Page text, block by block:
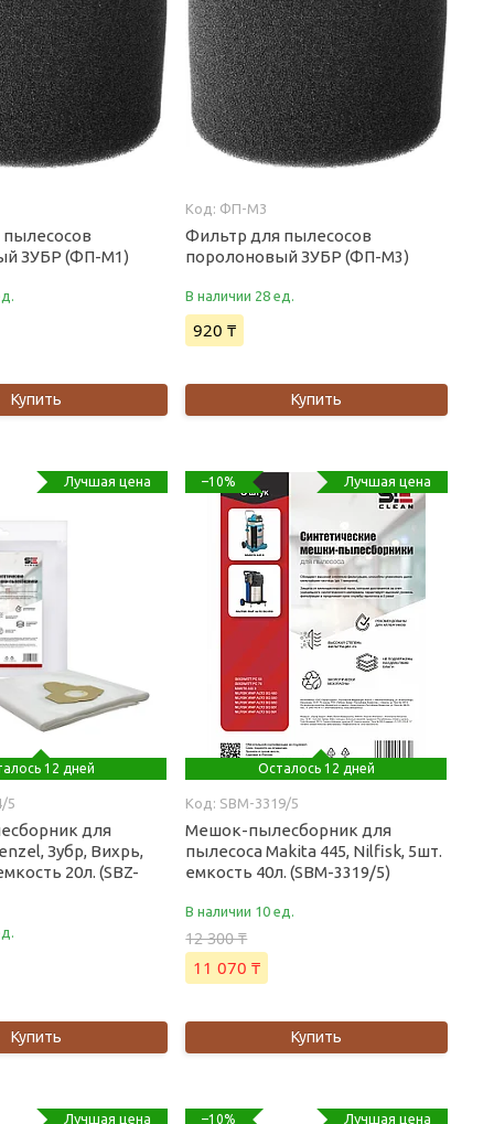
ЗУБР (ФП-М1)
Купить
ФП-М3
Фильтр для пылесосов
поролоновый ЗУБР (ФП-М3)
В наличии 28 ед.
920 ₸
Купить
12 дней
Лучшая цена
5
для
Зубр, Вихрь,
20л. (SBZ-
Купить
–10%
Осталось 12 дней
Лучшая цена
SBM-3319/5
Мешок-пылесборник для
пылесоса Makita 445, Nilfisk, 5шт.
емкость 40л. (SBM-3319/5)
В наличии 10 ед.
12 300 ₸
11 070 ₸
Купить
Лучшая цена –10% Лучшая цена